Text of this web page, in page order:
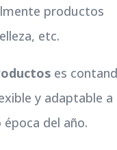
productos
etc.
es
y adaptable a
del año.